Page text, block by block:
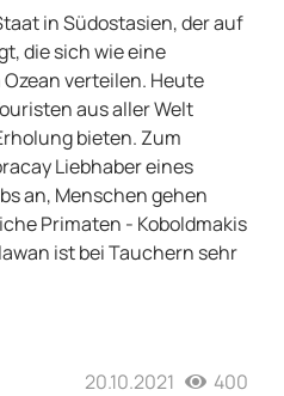
in Südostasien, der auf
die sich wie eine
verteilen. Heute
aus aller Welt
bieten. Zum
Liebhaber eines
an, Menschen gehen
Primaten - Koboldmakis
ist bei Tauchern sehr
20.10.2021 400